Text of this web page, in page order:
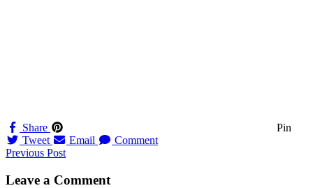
Share
Pin
Tweet
Email Comment
Navigation
til
Previous Post
Leave a Comment